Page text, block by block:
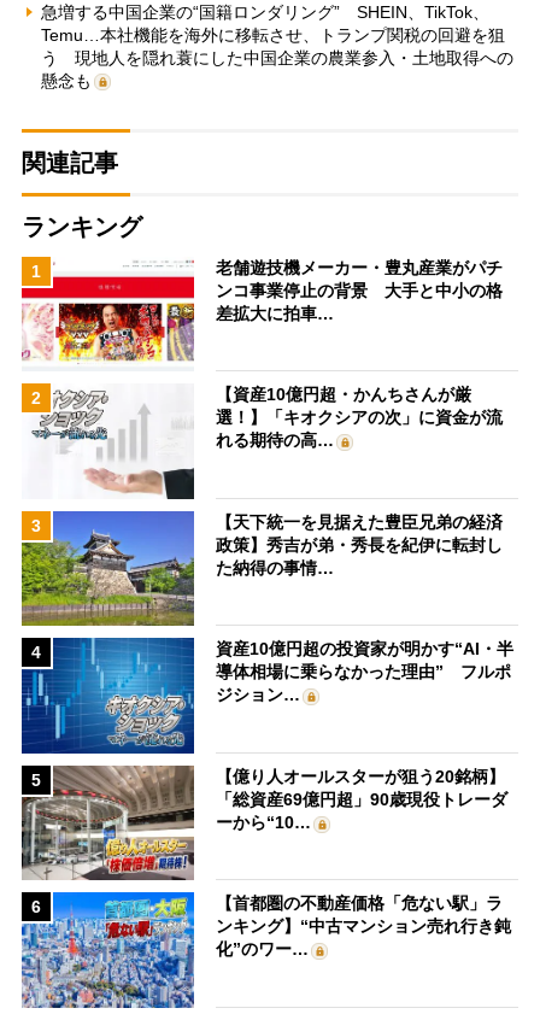
急増する中国企業の“国籍ロンダリング” SHEIN、TikTok、
Temu…本社機能を海外に移転させ、トランプ関税の回避を狙
う 現地人を隠れ蓑にした中国企業の農業参入・土地取得への
懸念も
関連記事
ランキング
1
老舗遊技機メーカー・豊丸産業がパチ
ンコ事業停止の背景 大手と中小の格
差拡大に拍車…
2
【資産10億円超・かんちさんが厳
選！】「キオクシアの次」に資金が流
れる期待の高…
3
【天下統一を見据えた豊臣兄弟の経済
政策】秀吉が弟・秀長を紀伊に転封し
た納得の事情…
4
資産10億円超の投資家が明かす“AI・半
導体相場に乗らなかった理由” フルポ
ジション…
5
【億り人オールスターが狙う20銘柄】
「総資産69億円超」90歳現役トレーダ
ーから“10…
6
【首都圏の不動産価格「危ない駅」ラ
ンキング】“中古マンション売れ行き鈍
化”のワー…